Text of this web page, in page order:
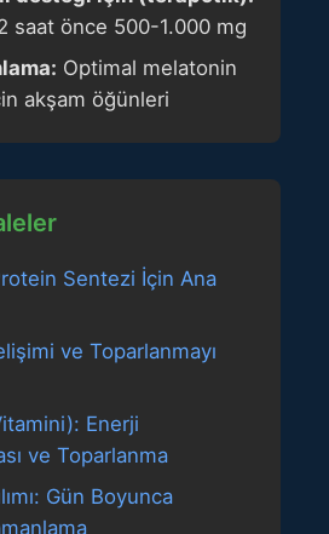
saat önce 500-1.000 mg
Optimal melatonin
akşam öğünleri
Sentezi İçin Ana
ve Toparlanmayı
Enerji
ve Toparlanma
Gün Boyunca